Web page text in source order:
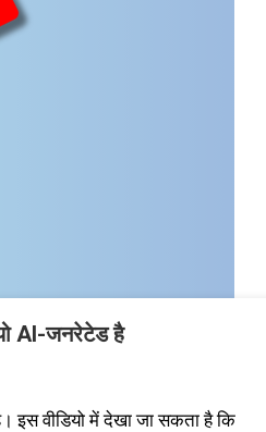
AI-जनरेटेड है
इस वीडियो में देखा जा सकता है कि